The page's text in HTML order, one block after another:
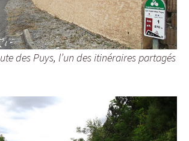
des Puys, l’un des itinéraires partagés